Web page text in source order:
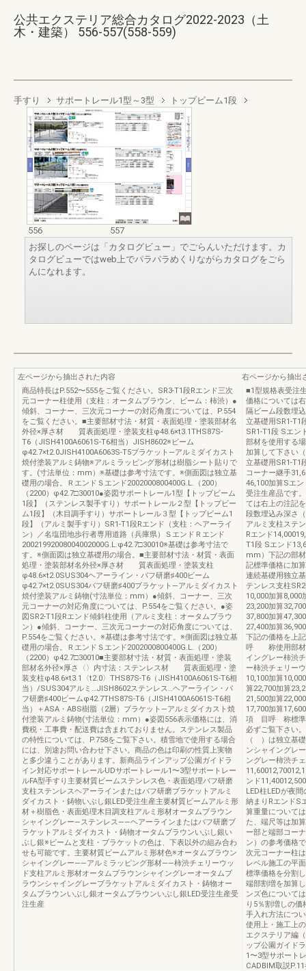
公共エクステリア総合カタログ2022-2023（土
木・建築） 556-557(558-559)
手すり サポートレール1型～3型 トップビーム1段
556
557
お探しのページは「カタログビュー」でごらんいただけます。カ
タログビューではweb上でパラパラめくりながらカタログをごら
んになれます。
左ページから抽出された内容
商品特長はP.552〜555をご覧ください。SR3-T1段Rエンド三次
元コーナー柱使用（支柱：オータムブラウン、ビーム：柿渋）●
傾斜、コーナー、三次元コーナーの対応角度については、P.554
をご覧ください。■主要部材寸法・材質・表面処理・塗装部材名
外径×厚さ材 質表面処理・塗装支柱φ48.6×t3.1THS87S-
T6（JISH4100A6061S-T6相当）JISH8602※ビーム
φ42.7×t2.0JISH4100A6063S-T5ブラケット—アルミダイカスト
焼付塗装アルミ鋳物※アルミラッピング形材は樹脂シート貼りで
す。(寸法単位：mm）※基礎は参考寸法です。※側面図は独立基
礎用の場合。ＲエンドＳエンド2002000800400G.L.（200）
（2200）φ42.7□30010●姿図サポートレール1型【トップビーム
1段】（ステンレス製手すり）サポートレール２型【トップビー
ム1段】（木目調手すり）サポートレール３型【トップビーム1
段】（アルミ製手すり）SR1-T1段Rエンド（支柱：ヘアーライ
ン）／名塩団地歩行者専用道路（兵庫県）ＳエンドＲエンド
20021992008004002000G.L.φ42.7□30010※基礎は参考寸法で
す。※側面図は独立基礎用の場合。■主要部材寸法・材質・表面
処理・塗装部材名外径×厚さ材 質表面処理・塗装支柱
φ48.6×t2.0SUS304ヘアーライン・バフ研磨♯400ビーム
φ42.7×t2.0SUS304バフ研磨♯400ブラケット—アルミダイカスト
焼付塗装アルミ鋳物(寸法単位：mm）●傾斜、コーナー、三次
元コーナーの対応角度については、P.554をご覧ください。●姿
図SR2-T1段Rエンド傾斜柱使用（アルミ支柱：オータムブラウ
ン）●傾斜、コーナー、三次元コーナーの対応角度については、
P.554をご覧ください。※基礎は参考寸法です。※側面図は独立基
礎用の場合。ＲエンドＳエンド2002000800400G.L.（200）
（2200）φ42.7□30010■主要部材寸法・材質・表面処理・塗装
部材名外径×厚さ〈〉内寸法：ステンレス材 質表面処理・塗
装支柱φ48.6×t3.1〈t2.0〉THS87S-T6（JISH4100A6061S-T6相
当）/SUS304アルミ…JISH8602ステンレス…ヘアーライン・バ
フ研磨♯400ビームφ42.7THS87S-T6（JISH4100A6061S-T6相
当）＋ASA・ABS樹脂（2層）ブラケット—アルミダイカスト焼
付塗装アルミ鋳物(寸法単位：mm）●姿図556表示価格には、消
費税・工事費・配送費は含まれておりません。ステンレス製品
の特性については、P.758をご覧下さい。積雪地で使用する場合
には、別途お問い合わせ下さい。商品の色は印刷の性質上実物
と多少違うことがあります。新商品ラインアップ公園ガイドラ
イン対応サポートレールUDサポートレール1〜3型サポートレー
ルFA型手すり主要材質ビームステンレス色・表面処理バフ研磨
支柱ステンレスヘアーラインまたはバフ研磨ブラケットアルミ
ダイカスト・鋳物いぶし銀LED受注生産主要材質ビームアルミ形
材＋樹脂色・表面処理木目調支柱アルミ形材オータムブラウン
シャイングレー―ステンレス――ヘアーラインまたはバフ研磨ブ
ラケットアルミダイカスト・鋳物オータムブラウンいぶし銀い
ぶし銀※ビームと支柱・ブラケットの色は、下表以外の組み合わ
せも可能です。主要材質ビームアルミ形材色※オータムブラウン
シャイングレー――アルミラッピング形材――柿渋チェリーウッ
ド支柱アルミ形材オータムブラウンシャイングレーオータムブ
ラウンシャイングレーブラケットアルミダイカスト・鋳物オー
タムブラウンいぶし銀オータムブラウンいぶし銀LED受注生産受
注生産
右ページから抽出
■1型規格表受注
価格については
隔ビーム段数埋
立基礎用SR1-T1
SR1-T1段 Sエン
部材を使用する
加算して下さい
立基礎用SR1-T1
コーナー継手
46,100加算Sエ
受注生産品です
ては右上の注記
段数埋込み深さ
アルミ支柱ステ
Rエンド
T1段 Sエンド
mm）下記の部
記標準価格に加
連続基礎用独立
テンレス支柱
10,000加算8,000
23,200加算
37,800加算
27,400加算
下記の価格を上
呼 称使用部材
イングレー柿渋
ー柿渋チェリー
10,100加算
算22,700加算
21,500加算
17,700加算
項 目呼 称標準
必ずご覧下さい
（ ）は独立基
ンシャイングレ
ングレー柿渋チ
ンド
LED柱LEDが夜
納まりRエンドS
算重量について
た、端尺等は加
ー部と端部コー
ン）の参考価格
次元コーナー柱
レベル施工の平
標準価格を分割
端部割増を加算
ンズ色について
り5％割増しの
手入れ方法につ
使用上・施工上
エクステリア編
ップ公園ガイド
1〜3型サポート
CADBIM取説